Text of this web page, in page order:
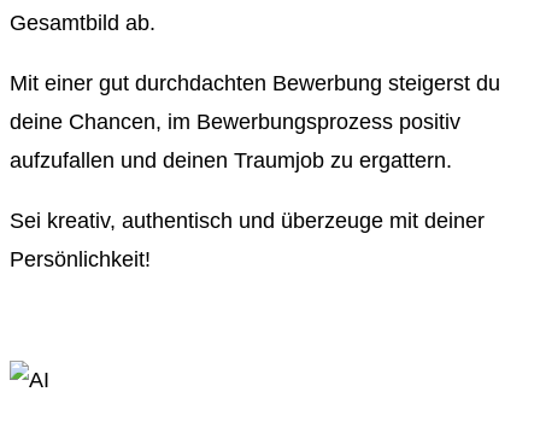
Gesamtbild ab.
Mit einer gut durchdachten Bewerbung steigerst du
deine Chancen, im Bewerbungsprozess positiv
aufzufallen und deinen Traumjob zu ergattern.
Sei kreativ, authentisch und überzeuge mit deiner
Persönlichkeit!